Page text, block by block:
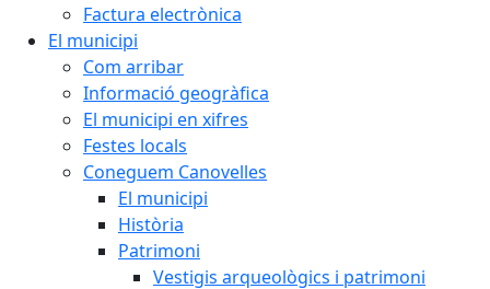
Factura electrònica
El municipi
Com arribar
Informació geogràfica
El municipi en xifres
Festes locals
Coneguem Canovelles
El municipi
Història
Patrimoni
Vestigis arqueològics i patrimoni